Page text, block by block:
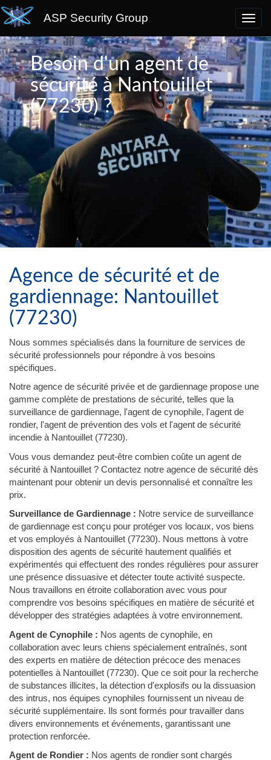
ASP Security Group
Besoin d'un agent de
sécurité à Nantouillet
(77230) ?
Agence de sécurité et de
gardiennage: Nantouillet
(77230)
Nous sommes spécialisés dans la fourniture de services de
sécurité professionnels pour répondre à vos besoins
spécifiques.
Notre agence de sécurité privée et de gardiennage propose une
gamme complète de prestations de sécurité, telles que la
surveillance de gardiennage, l'agent de cynophile, l'agent de
rondier, l'agent de prévention des vols et l'agent de sécurité
incendie à Nantouillet (77230).
Vous vous demandez peut-être combien coûte un agent de
sécurité à Nantouillet ? Contactez notre agence de sécurité dès
maintenant pour obtenir un devis personnalisé et connaître les
prix.
Surveillance de Gardiennage : Notre service de surveillance
de gardiennage est conçu pour protéger vos locaux, vos biens
et vos employés à Nantouillet (77230). Nous mettons à votre
disposition des agents de sécurité hautement qualifiés et
expérimentés qui effectuent des rondes régulières pour assurer
une présence dissuasive et détecter toute activité suspecte.
Nous travaillons en étroite collaboration avec vous pour
comprendre vos besoins spécifiques en matière de sécurité et
développer des stratégies adaptées à votre environnement.
Agent de Cynophile : Nos agents de cynophile, en
collaboration avec leurs chiens spécialement entraînés, sont
des experts en matière de détection précoce des menaces
potentielles à Nantouillet (77230). Que ce soit pour la recherche
de substances illicites, la détection d'explosifs ou la dissuasion
des intrus, nos équipes cynophiles fournissent un niveau de
sécurité supplémentaire. Ils sont formés pour travailler dans
divers environnements et événements, garantissant une
protection renforcée.
Agent de Rondier : Nos agents de rondier sont chargés